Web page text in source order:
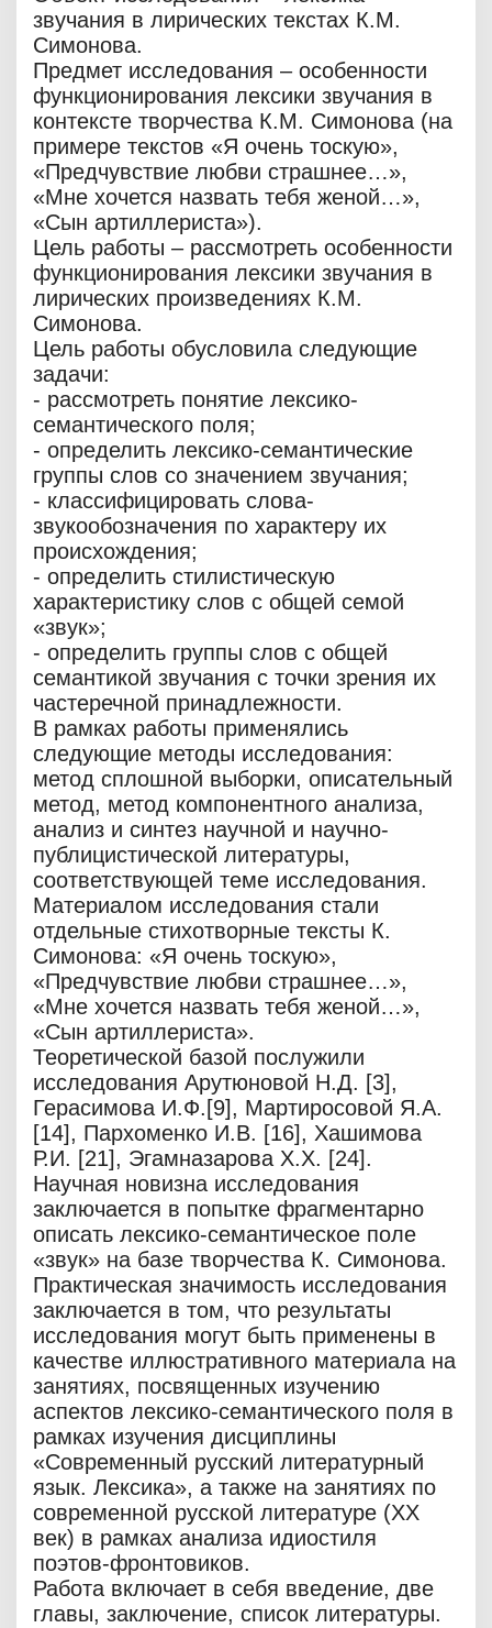
звучания в лирических текстах К.М.
Симонова.
Предмет исследования – особенности
функционирования лексики звучания в
контексте творчества К.М. Симонова (на
примере текстов «Я очень тоскую»,
«Предчувствие любви страшнее…»,
«Мне хочется назвать тебя женой…»,
«Сын артиллериста»).
Цель работы – рассмотреть особенности
функционирования лексики звучания в
лирических произведениях К.М.
Симонова.
Цель работы обусловила следующие
задачи:
- рассмотреть понятие лексико-
семантического поля;
- определить лексико-семантические
группы слов со значением звучания;
- классифицировать слова-
звукообозначения по характеру их
происхождения;
- определить стилистическую
характеристику слов с общей семой
«звук»;
- определить группы слов с общей
семантикой звучания с точки зрения их
частеречной принадлежности.
В рамках работы применялись
следующие методы исследования:
метод сплошной выборки, описательный
метод, метод компонентного анализа,
анализ и синтез научной и научно-
публицистической литературы,
соответствующей теме исследования.
Материалом исследования стали
отдельные стихотворные тексты К.
Симонова: «Я очень тоскую»,
«Предчувствие любви страшнее…»,
«Мне хочется назвать тебя женой…»,
«Сын артиллериста».
Теоретической базой послужили
исследования Арутюновой Н.Д. [3],
Герасимова И.Ф.[9], Мартиросовой Я.А.
[14], Пархоменко И.В. [16], Хашимова
Р.И. [21], Эгамназарова Х.Х. [24].
Научная новизна исследования
заключается в попытке фрагментарно
описать лексико-семантическое поле
«звук» на базе творчества К. Симонова.
Практическая значимость исследования
заключается в том, что результаты
исследования могут быть применены в
качестве иллюстративного материала на
занятиях, посвященных изучению
аспектов лексико-семантического поля в
рамках изучения дисциплины
«Современный русский литературный
язык. Лексика», а также на занятиях по
современной русской литературе (XX
век) в рамках анализа идиостиля
поэтов-фронтовиков.
Работа включает в себя введение, две
главы, заключение, список литературы.